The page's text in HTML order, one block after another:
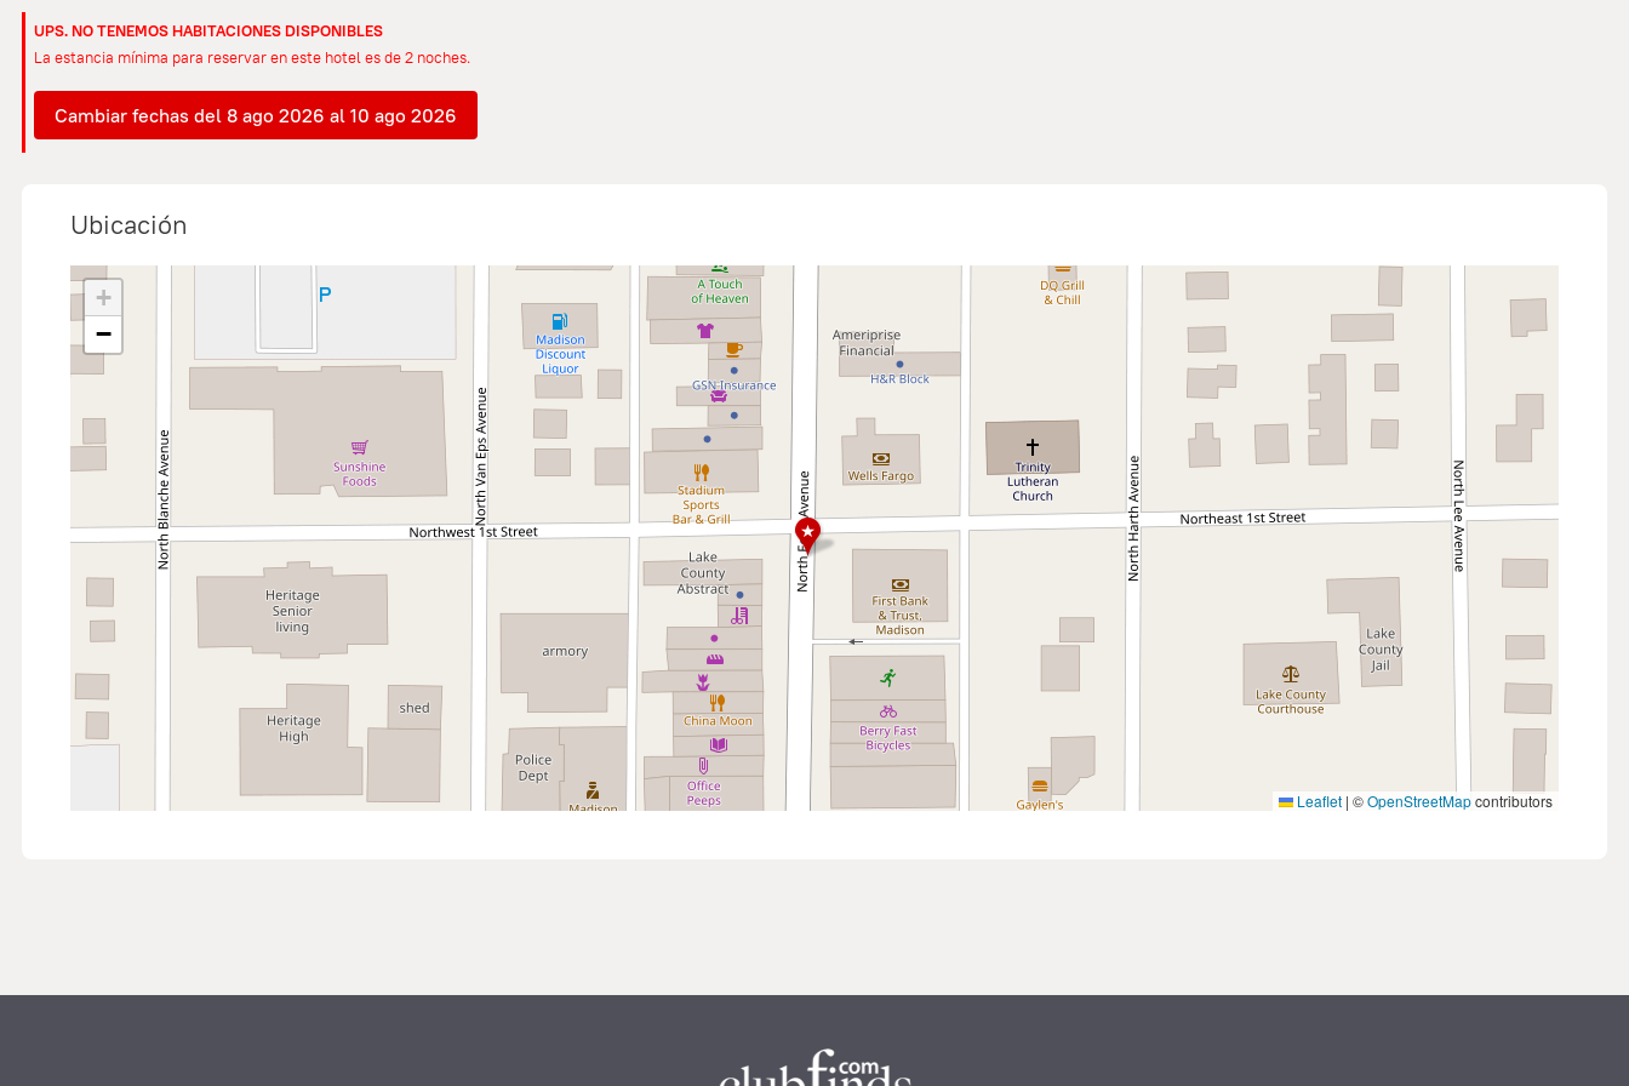
UPS. NO TENEMOS HABITACIONES DISPONIBLES
La estancia mínima para reservar en este hotel es de 2 noches.
Cambiar fechas del 8 ago 2026 al 10 ago 2026
Ubicación
+
−
Leaflet | ©OpenStreetMapcontributors